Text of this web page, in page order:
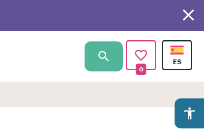
0
accessibility